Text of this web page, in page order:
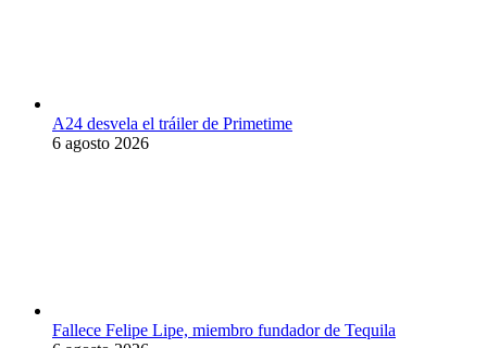
A24 desvela el tráiler de Primetime
6 agosto 2026
Fallece Felipe Lipe, miembro fundador de Tequila